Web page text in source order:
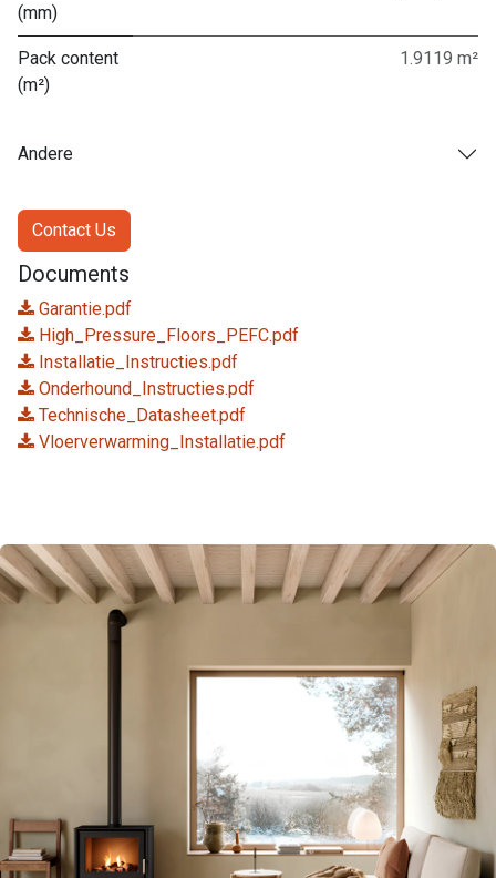
(mm)
Pack content
(m²)
1.9119 m²
Andere
Contact Us
Documents
Garantie.pdf
High_Pressure_Floors_PEFC.pdf
Installatie_Instructies.pdf
Onderhound_Instructies.pdf
Technische_Datasheet.pdf
Vloerverwarming_Installatie.pdf